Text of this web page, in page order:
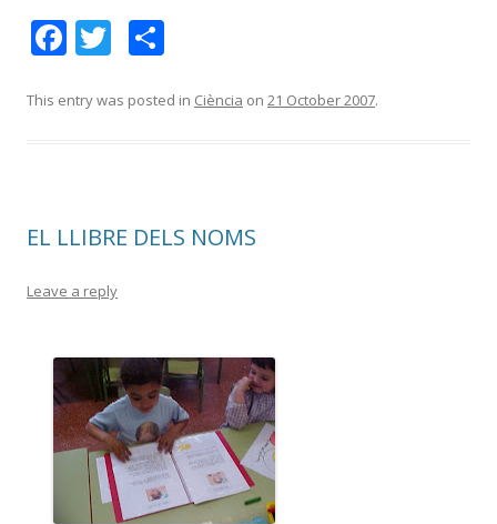
F
e
k
T
itt ar
This entry was posted in Ciència on 21 October 2007.
EL LLIBRE DELS NOMS
Leave a reply